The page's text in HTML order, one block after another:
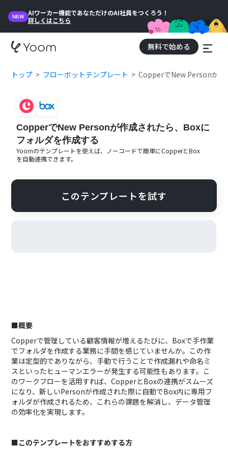
NEW
AIワーカー機能であなただけのAI社員をつくろう！
詳しくはこちら
無料で始める
トップ フローボットテンプレート CopperでNew Personが作
CopperでNew Personが作成されたら、Boxに
フォルダを作成する
Yoomのテンプレートを使えば、ノーコードで簡単にCopperとBox
を自動連携できます。
このテンプレートを試す
■概要
Copperで管理している顧客情報が増えるたびに、Boxで手作業
でフォルダを作成する業務に手間を感じていませんか。この作
業は定型的でありながら、手動で行うことで作成漏れや命名ミ
スといったヒューマンエラーが発生する可能性もあります。こ
のワークフローを活用すれば、CopperとBoxの連携がスムーズ
になり、新しいPersonが作成された際に自動でBox内に専用フ
ォルダが作成されるため、これらの課題を解消し、データ管理
の効率化を実現します。
■このテンプレートをおすすめする方